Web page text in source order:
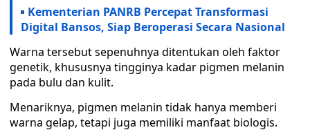
Kementerian PANRB Percepat Transformasi
Digital Bansos, Siap Beroperasi Secara Nasional
Warna tersebut sepenuhnya ditentukan oleh faktor
genetik, khususnya tingginya kadar pigmen melanin
pada bulu dan kulit.
Menariknya, pigmen melanin tidak hanya memberi
warna gelap, tetapi juga memiliki manfaat biologis.